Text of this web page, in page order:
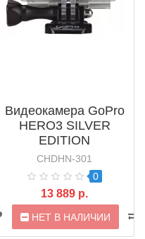
Видеокамера GoPro
HERO3 SILVER
EDITION
CHDHN-301
0
13 889 р.
НЕТ В НАЛИЧИИ